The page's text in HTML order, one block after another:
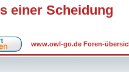
einer Scheidung
www.owl-go.de Foren-